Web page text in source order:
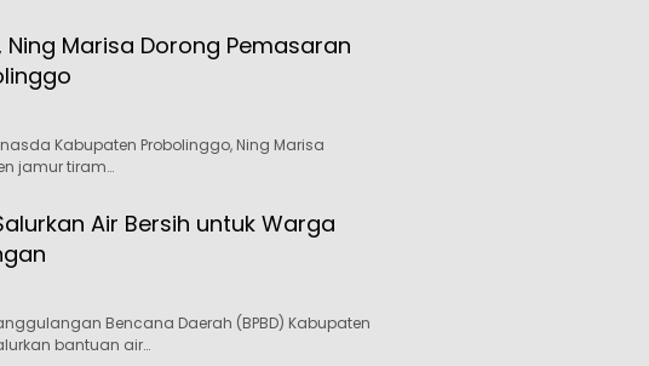
Ning Marisa Dorong Pemasaran
Kabupaten Probolinggo, Ning Marisa
jamur tiram…
Air Bersih untuk Warga
Bencana Daerah (BPBD) Kabupaten
bantuan air…